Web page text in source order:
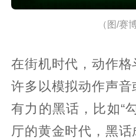
（图/赛
在街机时代，动作
许多以模拟动作声
有力的黑话，比如“
厅的黄金时代，黑